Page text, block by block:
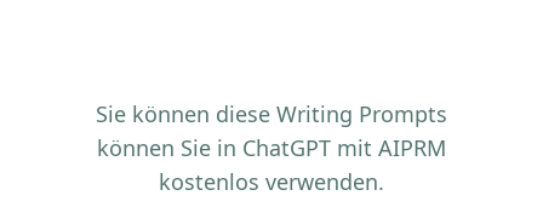
Sie können diese Writing Prompts
können Sie in ChatGPT mit AIPRM
kostenlos verwenden.